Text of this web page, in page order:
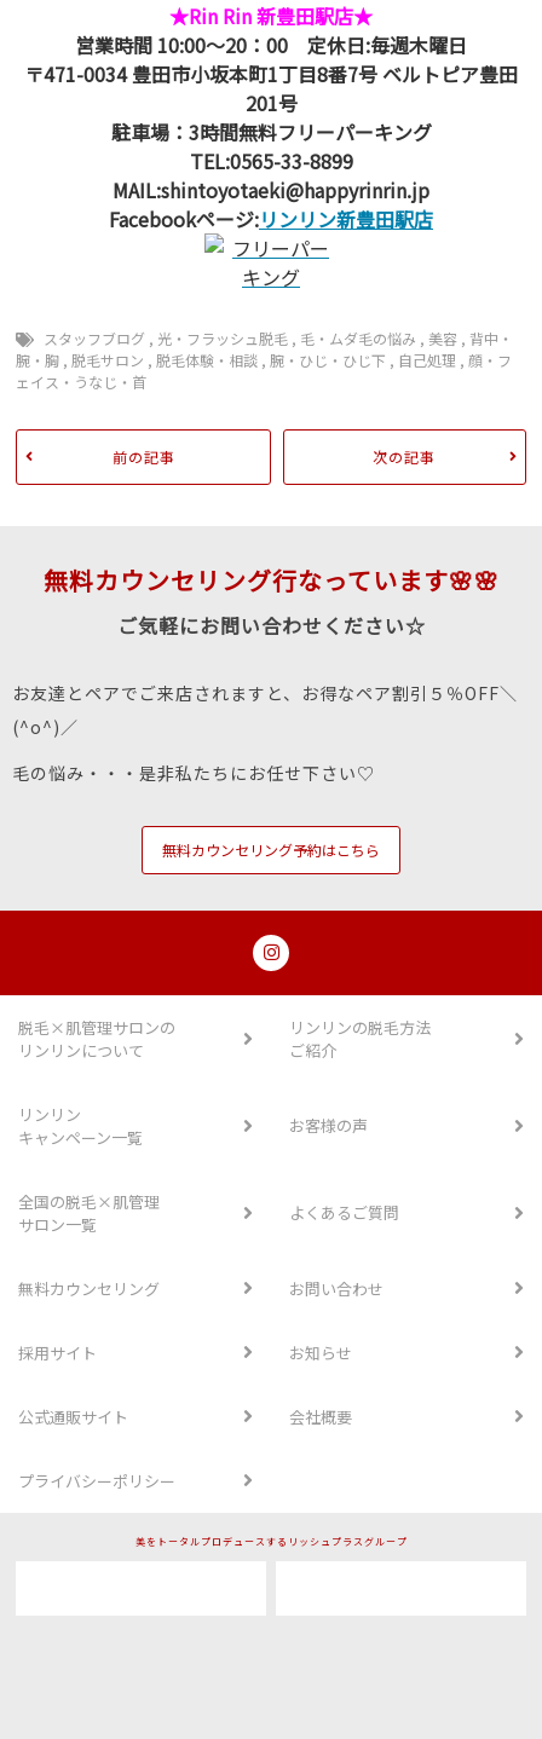
★Rin Rin 新豊田駅店★
営業時間 10:00～20：00 定休日:毎週木曜日
〒471-0034 豊田市小坂本町1丁目8番7号 ベルトピア豊田
201号
駐車場：3時間無料フリーパーキング
TEL:0565-33-8899
MAIL:shintoyotaeki@happyrinrin.jp
Facebookページ:リンリン新豊田駅店
スタッフブログ , 光・フラッシュ脱毛 , 毛・ムダ毛の悩み ,美容 , 背中・
腕・胸 ,脱毛サロン ,脱毛体験・相談 ,腕・ひじ・ひじ下 , 自己処理 ,顔・フ
ェイス・うなじ・首
前の記事 次の記事
無料カウンセリング行なっています🌸🌸
ご気軽にお問い合わせください☆
お友達とペアでご来店されますと、お得なペア割引５％OFF＼
(^o^)／
毛の悩み・・・是非私たちにお任せ下さい♡
無料カウンセリング予約はこちら
脱毛×肌管理サロンの
リンリンについて
リンリンの脱毛方法
ご紹介
リンリン
キャンペーン一覧
お客様の声
全国の脱毛×肌管理
サロン一覧
よくあるご質問
無料カウンセリング お問い合わせ
採用サイト お知らせ
公式通販サイト 会社概要
プライバシーポリシー
美をトータルプロデュースするリッシュプラスグループ